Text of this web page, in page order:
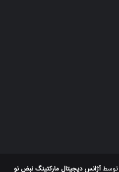
توسطآژانس دیجیتال مارکتینگ نبض نو